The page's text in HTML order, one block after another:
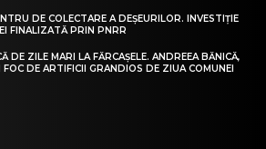
DE COLECTARE A DEȘEURILOR. INVESTIȚIE
FINALIZATĂ PRIN PNRR
DE ZILE MARI LA FĂRCAȘELE. ANDREEA BĂNICĂ,
DE ARTIFICII GRANDIOS DE ZIUA COMUNEI